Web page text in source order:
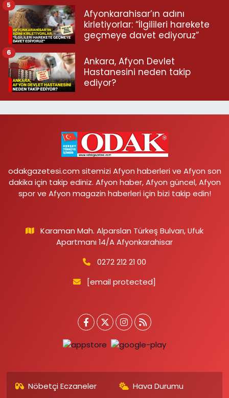
Afyonkarahisar’ın adını
kirletiyorlar: “İlgilileri harekete
geçmeye davet ediyoruz”
5
Ankara, Afyon Devlet
Hastanesini neden takip
ediyor?
6
odakgazetesi.com sitemizi Afyon haberleri ve Afyon son
dakika için takip ediniz. Afyon haber, Afyon güncel, Afyon
spor ve Afyon magazin haberleri için bizi takip edin!
Karaman Mah. Alparslan Türkeş Bulvarı, Ufuk
Apartmanı 14/A Afyonkarahisar
0272 212 21 00
[email protected]
Nöbetçi Eczaneler Hava Durumu